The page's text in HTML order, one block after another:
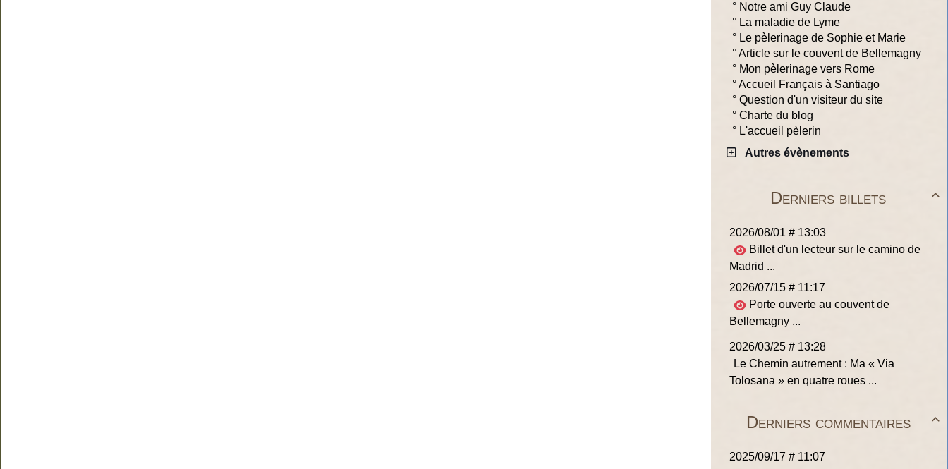
° Notre ami Guy Claude
° La maladie de Lyme
° Le pèlerinage de Sophie et Marie
°Article sur le couvent de Bellemagny
° Mon pèlerinage vers Rome
°Accueil Français à Santiago
° Question d'un visiteur du site
° Charte du blog
° L'accueil pèlerin
Autres évènements

Derniers billets
2026/08/01 # 13:03
Billet d'un lecteur sur le camino de
Madrid ...
2026/07/15 # 11:17
Porte ouverte au couvent de
Bellemagny ...
2026/03/25 # 13:28
Le Chemin autrement : Ma « Via
Tolosana » en quatre roues ...

Derniers commentaires
2025/09/17 # 11:07